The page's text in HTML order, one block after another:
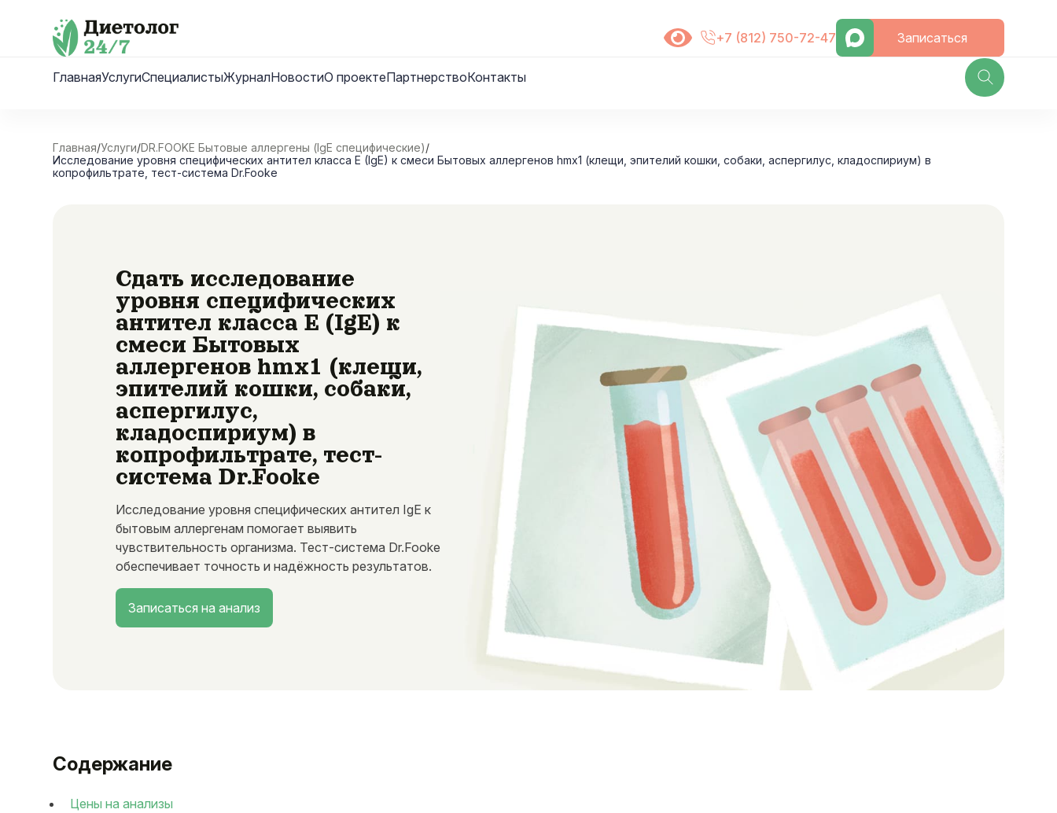
+7 (812) 750-72-47 Записаться
ГлавнаяУслугиСпециалистыЖурналНовостиО проектеПартнерствоКонтакты
Главная/Услуги/DR.FOOKE Бытовые аллергены (IgE специфические)/
Исследование уровня специфических антител класса E (IgE) к смеси Бытовых аллергенов hmx1 (клещи, эпителий кошки, собаки, аспергилус, кладоспириум) в
копрофильтрате, тест-система Dr.Fooke
Сдать исследование
уровня специфических
антител класса E (IgE) к
смеси Бытовых
аллергенов hmx1 (клещи,
эпителий кошки, собаки,
аспергилус,
кладоспириум) в
копрофильтрате, тест-
система Dr.Fooke
Исследование уровня специфических антител IgE к
бытовым аллергенам помогает выявить
чувствительность организма. Тест-система Dr.Fooke
обеспечивает точность и надёжность результатов.
Записаться на анализ
Содержание
Цены на анализы